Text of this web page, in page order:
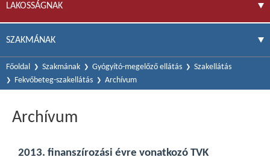
LAKOSSÁGNAK
SZAKMÁNAK
Főoldal Szakmának Gyógyító-megelőző ellátás
Szakellátás
Fekvőbeteg-szakellátás
Archívum
Archívum
2013. finanszírozási évre vonatkozó TVK